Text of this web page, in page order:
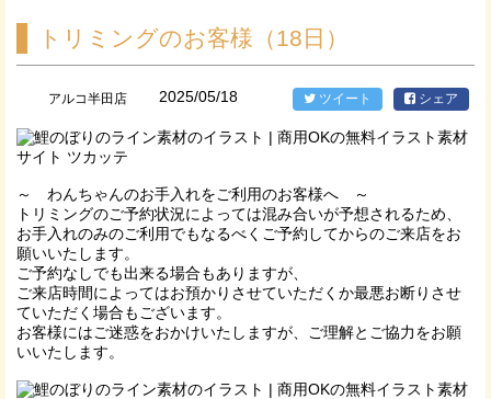
トリミングのお客様（18日）
アルコ半田店 2025/05/18 ツイート シェア
～ わんちゃんのお手入れをご利用のお客様へ ～
トリミングのご予約状況によっては混み合いが予想されるため、
お手入れのみのご利用でもなるべくご予約してからのご来店をお
願いいたします。
ご予約なしでも出来る場合もありますが、
ご来店時間によってはお預かりさせていただくか最悪お断りさせ
ていただく場合もございます。
お客様にはご迷惑をおかけいたしますが、ご理解とご協力をお願
いいたします。